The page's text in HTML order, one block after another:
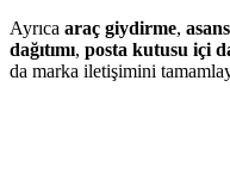
Ayrıca araç giydirme,
dağıtımı, posta kutusu içi
da marka iletişimini